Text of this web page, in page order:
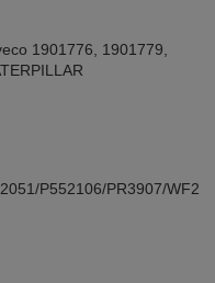
1901776, 1901779,
P552106/PR3907/WF2